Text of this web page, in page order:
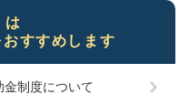
は
すすめします
金制度について